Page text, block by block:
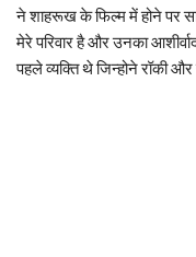
ने शाहरूख के फिल्म में होने पर
मेरे परिवार है और उनका
पहले व्यक्ति थे जिन्होने रॉकी